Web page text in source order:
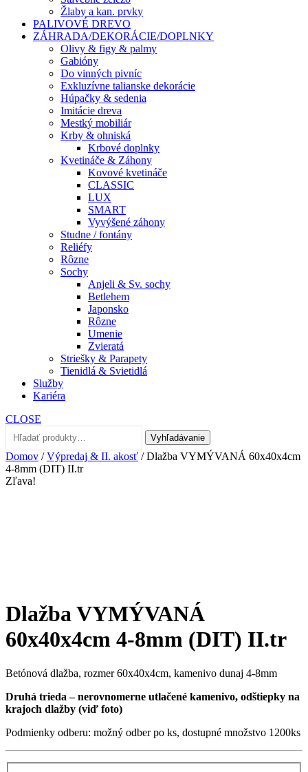
Žlaby a kan. prvky
PALIVOVÉ DREVO
ZÁHRADA/DEKORÁCIE/DOPLNKY
Olivy & figy & palmy
Gabióny
Do vinných pivníc
Exkluzívne talianske dekorácie
Húpačky & sedenia
Imitácie dreva
Mestký mobiliár
Krby & ohniská
Krbové doplnky
Kvetináče & Záhony
Kovové kvetináče
CLASSIC
LUX
SMART
Vyvýšené záhony
Studne / fontány
Reliéfy
Rôzne
Sochy
Anjeli & Sv. sochy
Betlehem
Japonsko
Rôzne
Umenie
Zvieratá
Striešky & Parapety
Tienidlá & Svietidlá
Služby
Kariéra
CLOSE
Vyhľadávanie
Domov /Výpredaj & II. akosť / Dlažba VYMÝVANÁ 60x40x4cm
4-8mm (DIT) II.tr
Zľava!
Dlažba VYMÝVANÁ
60x40x4cm 4-8mm (DIT) II.tr
Betónová dlažba, rozmer 60x40x4cm, kamenivo dunaj 4-8mm
Druhá trieda – nerovnomerne utlačené kamenivo, odštiepky na
krajoch dlažby (viď foto)
Podmienky odberu: možný odber po ks, dostupné množstvo 1200ks